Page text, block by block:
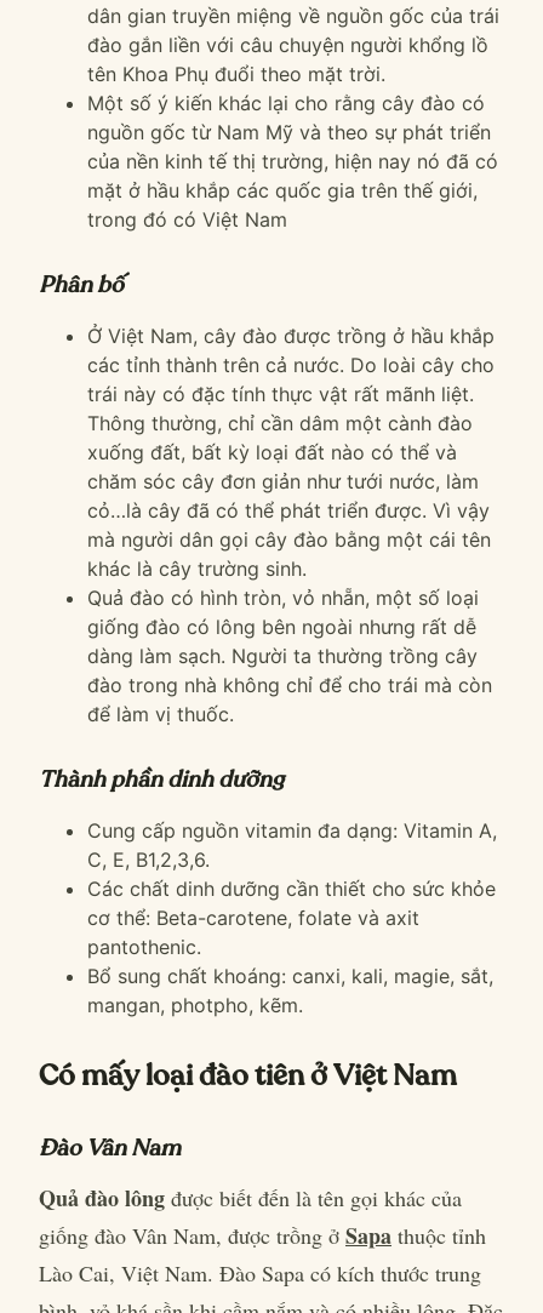
dân gian truyền miệng về nguồn gốc của trái
đào gắn liền với câu chuyện người khổng lồ
tên Khoa Phụ đuổi theo mặt trời.
Một số ý kiến khác lại cho rằng cây đào có
nguồn gốc từ Nam Mỹ và theo sự phát triển
của nền kinh tế thị trường, hiện nay nó đã có
mặt ở hầu khắp các quốc gia trên thế giới,
trong đó có Việt Nam
Phân bố
Ở Việt Nam, cây đào được trồng ở hầu khắp
các tỉnh thành trên cả nước. Do loài cây cho
trái này có đặc tính thực vật rất mãnh liệt.
Thông thường, chỉ cần dâm một cành đào
xuống đất, bất kỳ loại đất nào có thể và
chăm sóc cây đơn giản như tưới nước, làm
cỏ…là cây đã có thể phát triển được. Vì vậy
mà người dân gọi cây đào bằng một cái tên
khác là cây trường sinh.
Quả đào có hình tròn, vỏ nhẵn, một số loại
giống đào có lông bên ngoài nhưng rất dễ
dàng làm sạch. Người ta thường trồng cây
đào trong nhà không chỉ để cho trái mà còn
để làm vị thuốc.
Thành phần dinh dưỡng
Cung cấp nguồn vitamin đa dạng: Vitamin A,
C, E, B1,2,3,6.
Các chất dinh dưỡng cần thiết cho sức khỏe
cơ thể: Beta-carotene, folate và axit
pantothenic.
Bổ sung chất khoáng: canxi, kali, magie, sắt,
mangan, photpho, kẽm.
Có mấy loại đào tiên ở Việt Nam
Đào Vân Nam
Quả đào lông được biết đến là tên gọi khác của
giống đào Vân Nam, được trồng ở Sapa thuộc tỉnh
Lào Cai, Việt Nam. Đào Sapa có kích thước trung